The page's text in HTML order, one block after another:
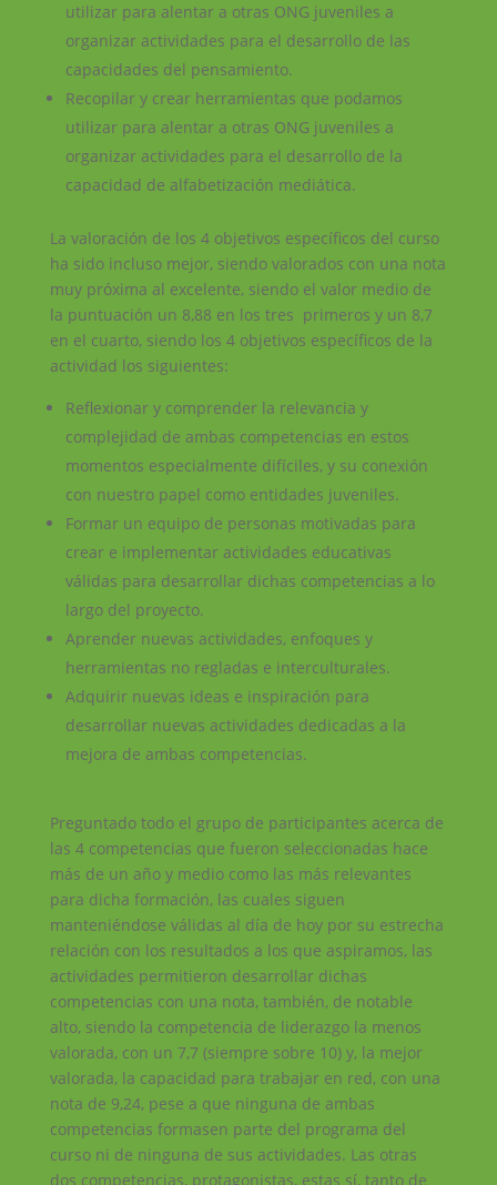
utilizar para alentar a otras ONG juveniles a
organizar actividades para el desarrollo de las
capacidades del pensamiento.
Recopilar y crear herramientas que podamos
utilizar para alentar a otras ONG juveniles a
organizar actividades para el desarrollo de la
capacidad de alfabetización mediática.
La valoración de los 4 objetivos específicos del curso
ha sido incluso mejor, siendo valorados con una nota
muy próxima al excelente, siendo el valor medio de
la puntuación un 8,88 en los tres primeros y un 8,7
en el cuarto, siendo los 4 objetivos específicos de la
actividad los siguientes:
Reflexionar y comprender la relevancia y
complejidad de ambas competencias en estos
momentos especialmente difíciles, y su conexión
con nuestro papel como entidades juveniles.
Formar un equipo de personas motivadas para
crear e implementar actividades educativas
válidas para desarrollar dichas competencias a lo
largo del proyecto.
Aprender nuevas actividades, enfoques y
herramientas no regladas e interculturales.
Adquirir nuevas ideas e inspiración para
desarrollar nuevas actividades dedicadas a la
mejora de ambas competencias.
Preguntado todo el grupo de participantes acerca de
las 4 competencias que fueron seleccionadas hace
más de un año y medio como las más relevantes
para dicha formación, las cuales siguen
manteniéndose válidas al día de hoy por su estrecha
relación con los resultados a los que aspiramos, las
actividades permitieron desarrollar dichas
competencias con una nota, también, de notable
alto, siendo la competencia de liderazgo la menos
valorada, con un 7,7 (siempre sobre 10) y, la mejor
valorada, la capacidad para trabajar en red, con una
nota de 9,24, pese a que ninguna de ambas
competencias formasen parte del programa del
curso ni de ninguna de sus actividades. Las otras
dos competencias, protagonistas, estas sí, tanto de